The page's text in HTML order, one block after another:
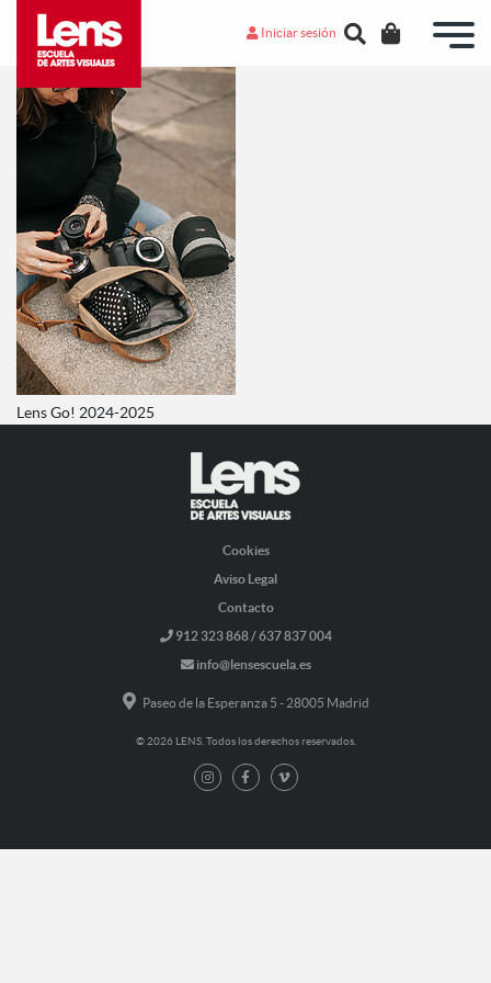
Iniciar sesión
Lens Go! 2024-2025
Cookies
Aviso Legal
Contacto
912 323 868 / 637 837 004
info@lensescuela.es
Paseo de la Esperanza 5 - 28005 Madrid
© 2026 LENS. Todos los derechos reservados.